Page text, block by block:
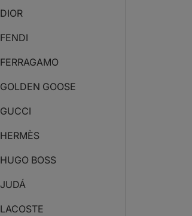
DIOR
FENDI
FERRAGAMO
GOLDEN GOOSE
GUCCI
HERMÈS
HUGO BOSS
JUDÁ
LACOSTE